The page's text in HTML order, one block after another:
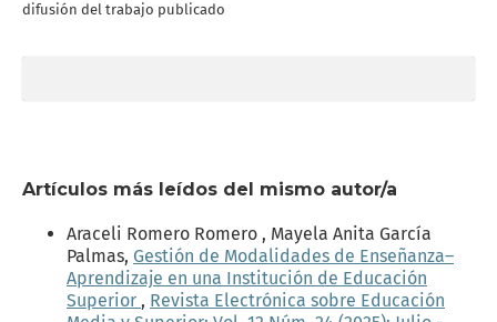
difusión del trabajo publicado
Artículos más leídos del mismo autor/a
Araceli Romero Romero , Mayela Anita García
Palmas, Gestión de Modalidades de Enseñanza–
Aprendizaje en una Institución de Educación
Superior , Revista Electrónica sobre Educación